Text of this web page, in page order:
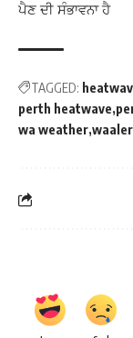
ਪੈਣ ਦੀ ਸੰਭਾਵਨਾ ਹੈ
TAGGED:
perth heatwave
wa weather